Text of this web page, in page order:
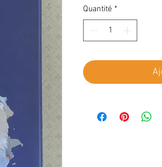
Quantité *